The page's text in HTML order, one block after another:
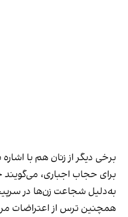
برخی دیگر از زنان هم با
برای حجاب اجباری،
به‌دلیل شجاعت زن‌ها در
همچنین ترس از اعتراضات